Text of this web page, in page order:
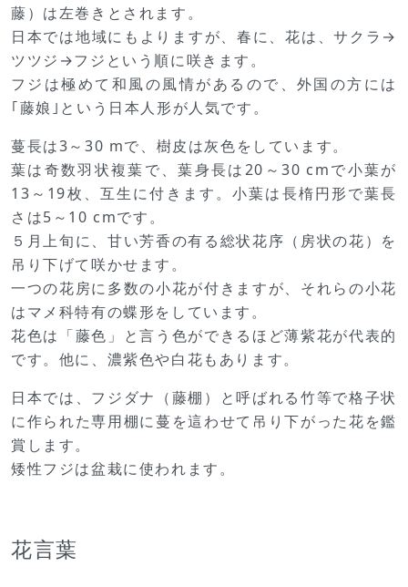
藤）は左巻きとされます。
日本では地域にもよりますが、春に、花は、サクラ→
ツツジ→フジという順に咲きます。
フジは極めて和風の風情があるので、外国の方には
｢藤娘｣という日本人形が人気です。
蔓長は3～30 mで、樹皮は灰色をしています。
葉は奇数羽状複葉で、葉身長は20～30 cmで小葉が
13～19枚、互生に付きます。小葉は長楕円形で葉長
さは5～10 cmです。
５月上旬に、甘い芳香の有る総状花序（房状の花）を
吊り下げて咲かせます。
一つの花房に多数の小花が付きますが、それらの小花
はマメ科特有の蝶形をしています。
花色は「藤色」と言う色ができるほど薄紫花が代表的
です。他に、濃紫色や白花もあります。
日本では、フジダナ（藤棚）と呼ばれる竹等で格子状
に作られた専用棚に蔓を這わせて吊り下がった花を鑑
賞します。
矮性フジは盆栽に使われます。
花言葉